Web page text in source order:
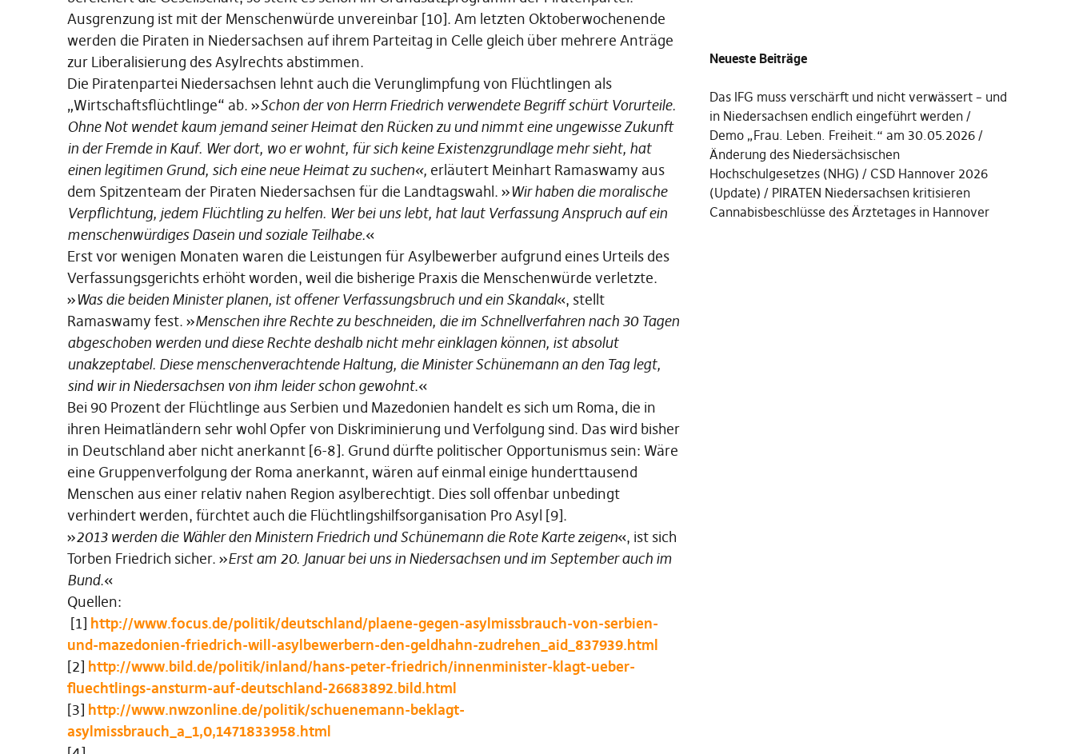
Ausgrenzung ist mit der Menschenwürde unvereinbar [10]. Am letzten Oktoberwochenende
werden die Piraten in Niedersachsen auf ihrem Parteitag in Celle gleich über mehrere Anträge
zur Liberalisierung des Asylrechts abstimmen.
Die Piratenpartei Niedersachsen lehnt auch die Verunglimpfung von Flüchtlingen als
„Wirtschaftsflüchtlinge“ ab. »Schon der von Herrn Friedrich verwendete Begriff schürt Vorurteile.
Ohne Not wendet kaum jemand seiner Heimat den Rücken zu und nimmt eine ungewisse Zukunft
in der Fremde in Kauf. Wer dort, wo er wohnt, für sich keine Existenzgrundlage mehr sieht, hat
einen legitimen Grund, sich eine neue Heimat zu suchen«, erläutert Meinhart Ramaswamy aus
dem Spitzenteam der Piraten Niedersachsen für die Landtagswahl. »Wir haben die moralische
Verpflichtung, jedem Flüchtling zu helfen. Wer bei uns lebt, hat laut Verfassung Anspruch auf ein
menschenwürdiges Dasein und soziale Teilhabe.«
Erst vor wenigen Monaten waren die Leistungen für Asylbewerber aufgrund eines Urteils des
Verfassungsgerichts erhöht worden, weil die bisherige Praxis die Menschenwürde verletzte.
»Was die beiden Minister planen, ist offener Verfassungsbruch und ein Skandal«, stellt
Ramaswamy fest. »Menschen ihre Rechte zu beschneiden, die im Schnellverfahren nach 30 Tagen
abgeschoben werden und diese Rechte deshalb nicht mehr einklagen können, ist absolut
unakzeptabel. Diese menschenverachtende Haltung, die Minister Schünemann an den Tag legt,
sind wir in Niedersachsen von ihm leider schon gewohnt.«
Bei 90 Prozent der Flüchtlinge aus Serbien und Mazedonien handelt es sich um Roma, die in
ihren Heimatländern sehr wohl Opfer von Diskriminierung und Verfolgung sind. Das wird bisher
in Deutschland aber nicht anerkannt [6-8]. Grund dürfte politischer Opportunismus sein: Wäre
eine Gruppenverfolgung der Roma anerkannt, wären auf einmal einige hunderttausend
Menschen aus einer relativ nahen Region asylberechtigt. Dies soll offenbar unbedingt
verhindert werden, fürchtet auch die Flüchtlingshilfsorganisation Pro Asyl [9].
»2013 werden die Wähler den Ministern Friedrich und Schünemann die Rote Karte zeigen«, ist sich
Torben Friedrich sicher. »Erst am 20. Januar bei uns in Niedersachsen und im September auch im
Bund.«
Quellen:
[1] http://www.focus.de/politik/deutschland/plaene-gegen-asylmissbrauch-von-serbien-
und-mazedonien-friedrich-will-asylbewerbern-den-geldhahn-zudrehen_aid_837939.html
[2] http://www.bild.de/politik/inland/hans-peter-friedrich/innenminister-klagt-ueber-
fluechtlings-ansturm-auf-deutschland-26683892.bild.html
[3] http://www.nwzonline.de/politik/schuenemann-beklagt-
asylmissbrauch_a_1,0,1471833958.html
Neueste Beiträge
Das IFG muss verschärft und nicht verwässert – und
in Niedersachsen endlich eingeführt werden
Demo „Frau. Leben. Freiheit.“ am 30.05.2026
Änderung des Niedersächsischen
Hochschulgesetzes (NHG)
CSD Hannover 2026
(Update)
PIRATEN Niedersachsen kritisieren
Cannabisbeschlüsse des Ärztetages in Hannover